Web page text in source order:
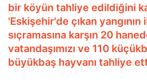
bir köyün tahliye edildiğini
'Eskişehir'de çıkan yangının
sıçramasına karşın 20
vatandaşımızı ve 110
büyükbaş hayvanı tahliye